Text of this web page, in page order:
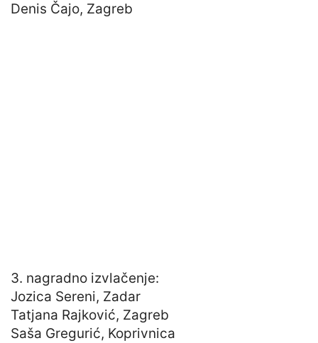
Denis Čajo, Zagreb
3. nagradno izvlačenje:
Jozica Sereni, Zadar
Tatjana Rajković, Zagreb
Saša Gregurić, Koprivnica